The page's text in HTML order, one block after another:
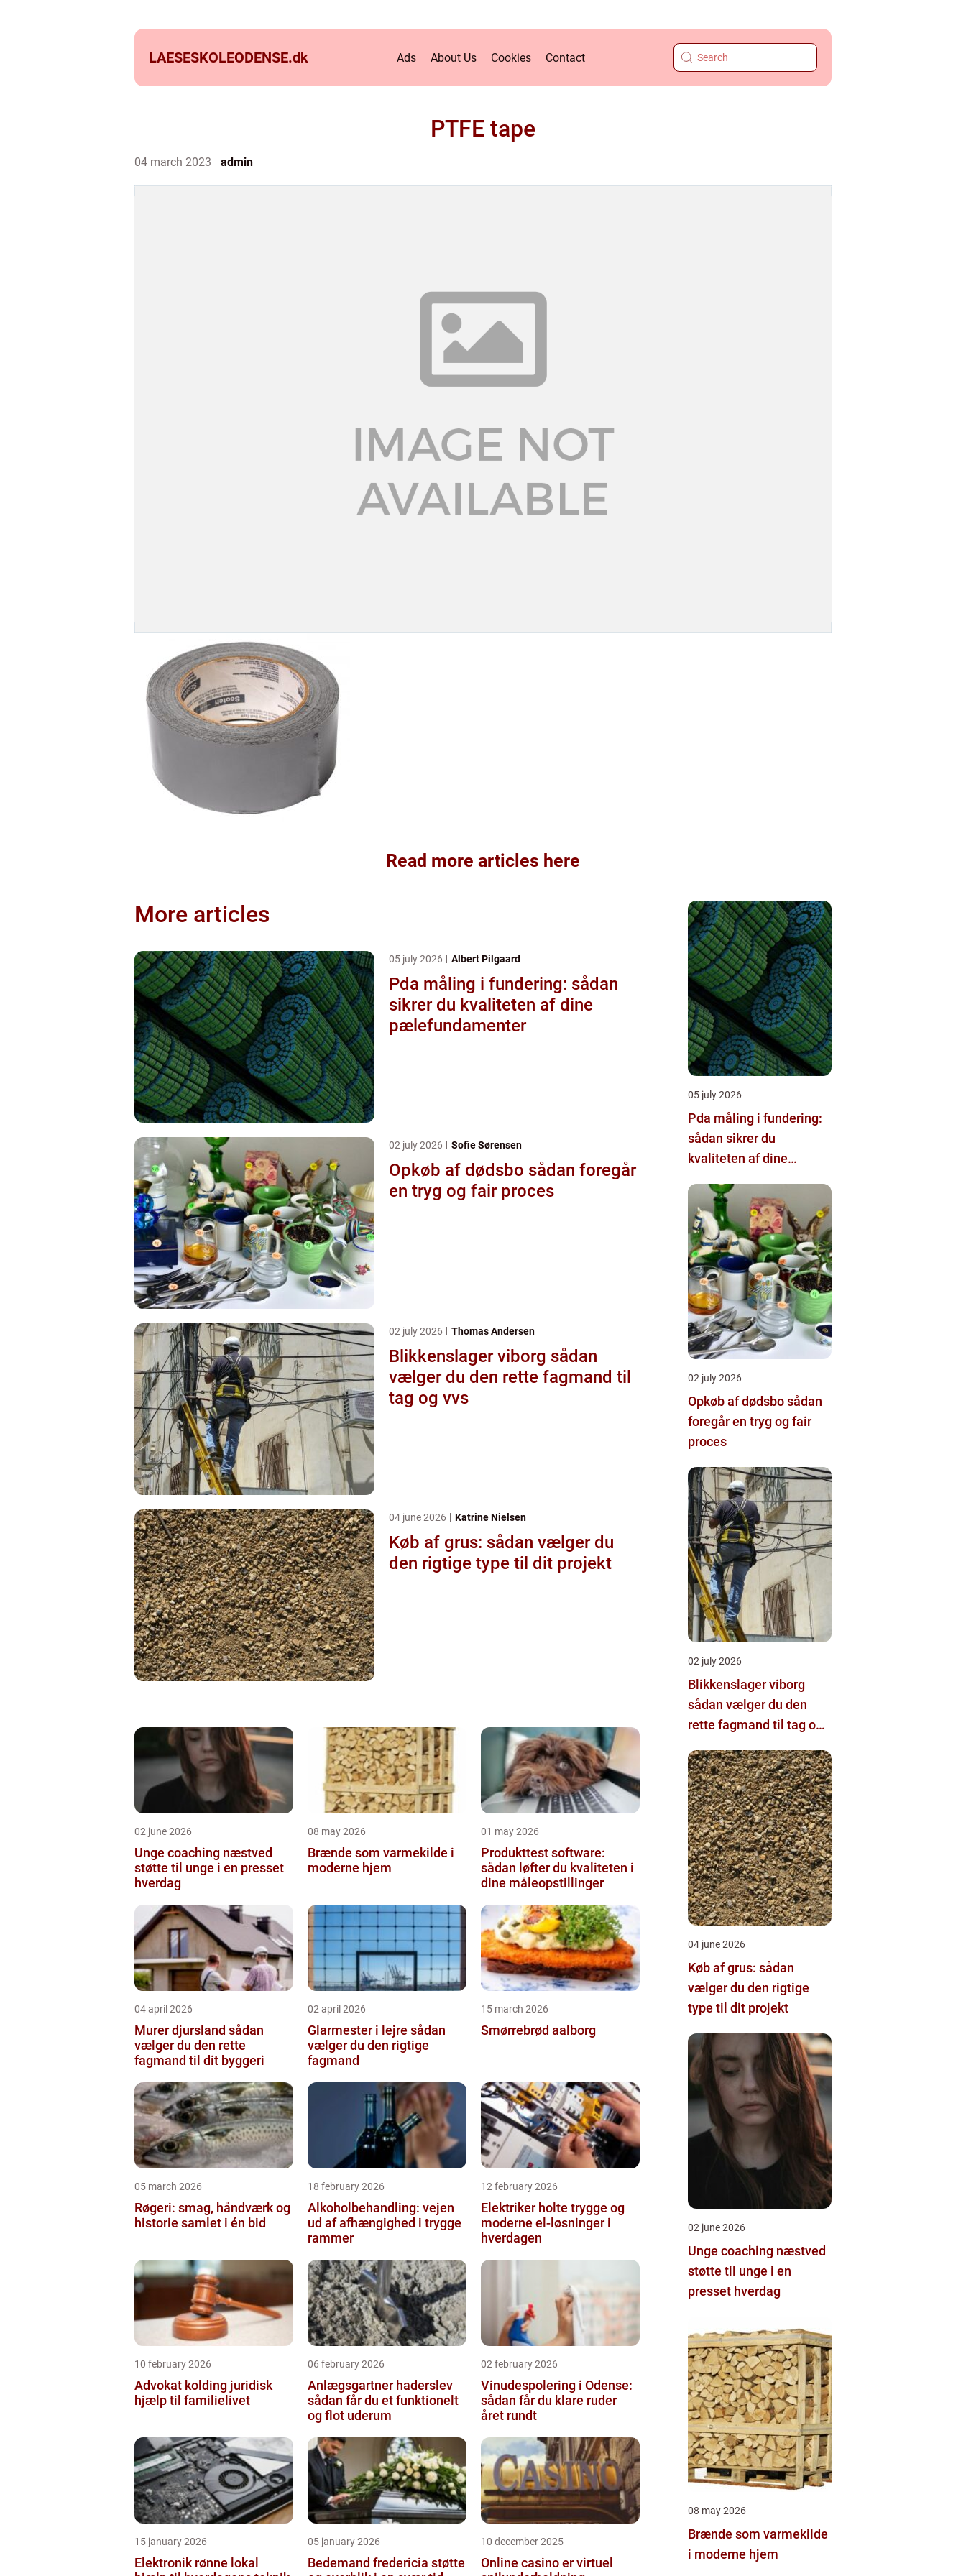
LAESESKOLEODENSE.dk Ads About Us Cookies Contact
PTFE tape
04 march 2023 admin
Read more articles here
More articles
05 july 2026 Albert Pilgaard
Pda måling i fundering: sådan
sikrer du kvaliteten af dine
pælefundamenter
02 july 2026 Sofie Sørensen
Opkøb af dødsbo sådan foregår
en tryg og fair proces
02 july 2026 Thomas Andersen
Blikkenslager viborg sådan
vælger du den rette fagmand til
tag og vvs
04 june 2026 Katrine Nielsen
Køb af grus: sådan vælger du
den rigtige type til dit projekt
02 june 2026
Unge coaching næstved
støtte til unge i en presset
hverdag
08 may 2026
Brænde som varmekilde i
moderne hjem
01 may 2026
Produkttest software:
sådan løfter du kvaliteten i
dine måleopstillinger
04 april 2026
Murer djursland sådan
vælger du den rette
fagmand til dit byggeri
02 april 2026
Glarmester i lejre sådan
vælger du den rigtige
fagmand
15 march 2026
Smørrebrød aalborg
05 march 2026
Røgeri: smag, håndværk og
historie samlet i én bid
18 february 2026
Alkoholbehandling: vejen
ud af afhængighed i trygge
rammer
12 february 2026
Elektriker holte trygge og
moderne el-løsninger i
hverdagen
10 february 2026
Advokat kolding juridisk
hjælp til familielivet
06 february 2026
Anlægsgartner haderslev
sådan får du et funktionelt
og flot uderum
02 february 2026
Vinudespolering i Odense:
sådan får du klare ruder
året rundt
15 january 2026
Elektronik rønne lokal
05 january 2026
Bedemand fredericia støtte
10 december 2025
Online casino er virtuel
05 july 2026
Pda måling i fundering:
sådan sikrer du
kvaliteten af dine
02 july 2026
Opkøb af dødsbo sådan
foregår en tryg og fair
proces
02 july 2026
Blikkenslager viborg
sådan vælger du den
rette fagmand til tag og
04 june 2026
Køb af grus: sådan
vælger du den rigtige
type til dit projekt
02 june 2026
Unge coaching næstved
støtte til unge i en
presset hverdag
08 may 2026
Brænde som varmekilde
i moderne hjem